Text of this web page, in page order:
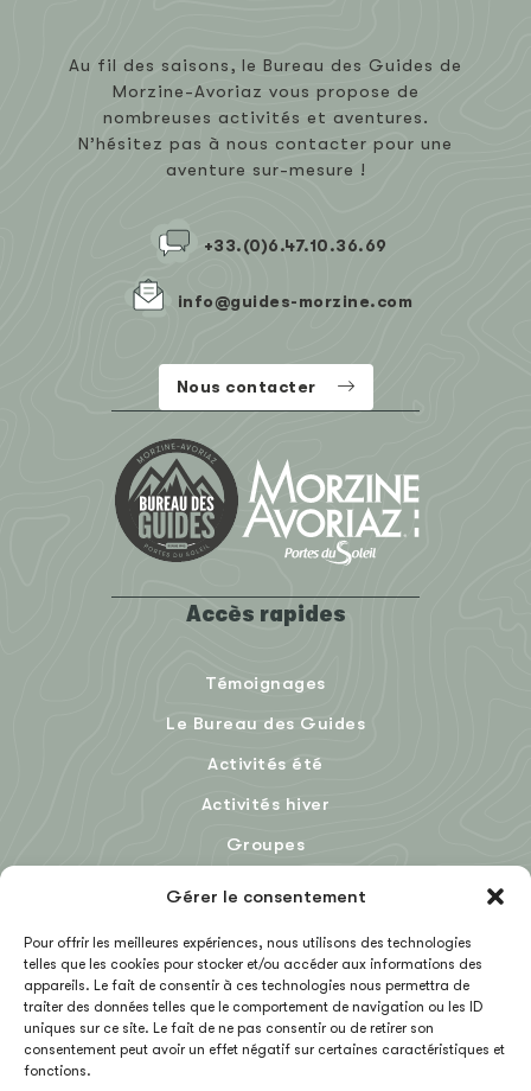
Gérer le consentement
Pour offrir les meilleures expériences, nous utilisons des technologies
telles que les cookies pour stocker et/ou accéder aux informations des
appareils. Le fait de consentir à ces technologies nous permettra de
traiter des données telles que le comportement de navigation ou les ID
uniques sur ce site. Le fait de ne pas consentir ou de retirer son
consentement peut avoir un effet négatif sur certaines caractéristiques et
fonctions.
Au fil des saisons, le Bureau des Guides de
Morzine-Avoriaz vous propose de
nombreuses activités et aventures.
N’hésitez pas à nous contacter pour une
aventure sur-mesure !
+33.(0)6.47.10.36.69
info@guides-morzine.com
Nous contacter
Accès rapides
Témoignages
Le Bureau des Guides
Activités été
Activités hiver
Groupes
EN